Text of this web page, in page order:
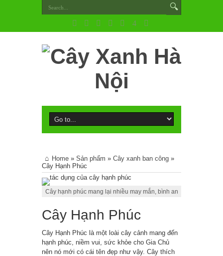
Home » Sản phẩm » Cây xanh ban công »
Cây Hạnh Phúc
Cây hạnh phúc mang lại nhiều may mắn, bình an
Cây Hạnh Phúc
Cây Hạnh Phúc là một loài cây cảnh mang đến
hạnh phúc, niềm vui, sức khỏe cho Gia Chủ
nên nó mới có cái tên đẹp như vậy. Cây thích